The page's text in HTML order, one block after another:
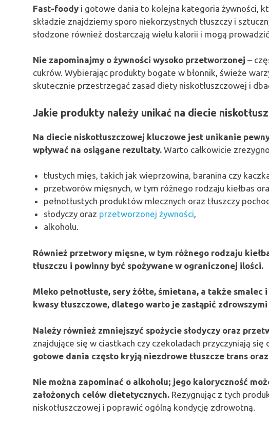
Fast-foody i gotowe dania to kolejna kategoria żywności,
składzie znajdziemy sporo niekorzystnych tłuszczy i
słodzone również dostarczają wielu kalorii i mogą
Nie zapominajmy o żywności wysoko przetworzonej –
cukrów. Wybierając produkty bogate w błonnik, świeże
skutecznie przestrzegać zasad diety niskotłuszczowej i
Jakie produkty należy unikać na diecie
Na diecie niskotłuszczowej kluczowe jest unikanie
wpływać na osiągane rezultaty. Warto całkowicie
tłustych mięs, takich jak wieprzowina, baranina czy
przetworów mięsnych, w tym różnego rodzaju kiełbas
pełnotłustych produktów mlecznych oraz tłuszczy
słodyczy oraz przetworzonej żywności,
alkoholu.
Również przetwory mięsne, w tym różnego rodzaju
tłuszczu i powinny być spożywane w ograniczonej ilości.
Mleko pełnotłuste, sery żółte, śmietana, a także smalec
kwasy tłuszczowe, dlatego warto je zastąpić
Należy również zmniejszyć spożycie słodyczy oraz
znajdujące się w ciastkach czy czekoladach przyczyniają się
gotowe dania często kryją niezdrowe tłuszcze trans
Nie można zapominać o alkoholu; jego kaloryczność
założonych celów dietetycznych. Rezygnując z tych
niskotłuszczowej i poprawić ogólną kondycję zdrowotną.